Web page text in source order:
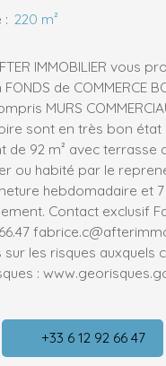
: 220 m²
IMMOBILIER vous
FONDS de COMMERCE
MURS
sont en très bon état
de 92 m² avec terrasse
ou habité par le
hebdomadaire et
Contact exclusif
les risques
:
+33 6 12 92 66 47